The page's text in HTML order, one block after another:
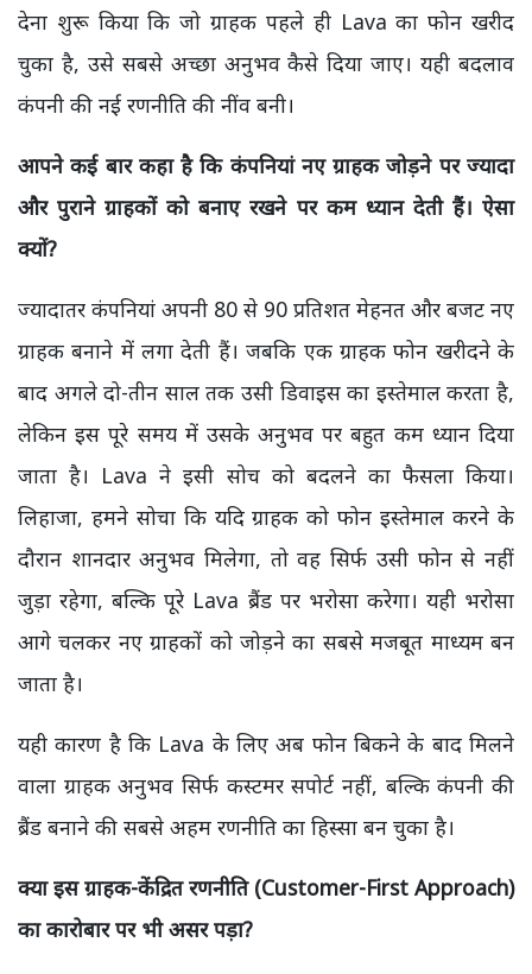
देना शुरू किया कि जो ग्राहक पहले ही Lava का फोन खरीद
चुका है, उसे सबसे अच्छा अनुभव कैसे दिया जाए। यही बदलाव
कंपनी की नई रणनीति की नींव बनी।
आपने कई बार कहा है कि कंपनियां नए ग्राहक जोड़ने पर ज्यादा
और पुराने ग्राहकों को बनाए रखने पर कम ध्यान देती हैं। ऐसा
क्यों?
ज्यादातर कंपनियां अपनी 80 से 90 प्रतिशत मेहनत और बजट नए
ग्राहक बनाने में लगा देती हैं।जबकि एक ग्राहक फोन खरीदने के
बाद अगले दो-तीन साल तक उसी डिवाइस का इस्तेमाल करता है,
लेकिन इस पूरे समय में उसके अनुभव पर बहुत कम ध्यान दिया
जाता है। Lava ने इसी सोच को बदलने का फैसला किया।
लिहाजा, हमने सोचा कि यदि ग्राहक को फोन इस्तेमाल करने के
दौरान शानदार अनुभव मिलेगा, तो वह सिर्फ उसी फोन से नहीं
जुड़ा रहेगा, बल्कि पूरे Lava ब्रैंड पर भरोसा करेगा। यही भरोसा
आगे चलकर नए ग्राहकों को जोड़ने का सबसे मजबूत माध्यम बन
जाता है।
यही कारण है कि Lava के लिए अब फोन बिकने के बाद मिलने
वाला ग्राहक अनुभव सिर्फ कस्टमर सपोर्ट नहीं, बल्कि कंपनी की
ब्रैंड बनाने की सबसे अहम रणनीति का हिस्सा बन चुका है।
क्या इस ग्राहक-केंद्रित रणनीति (Customer-First Approach)
का कारोबार पर भी असर पड़ा?